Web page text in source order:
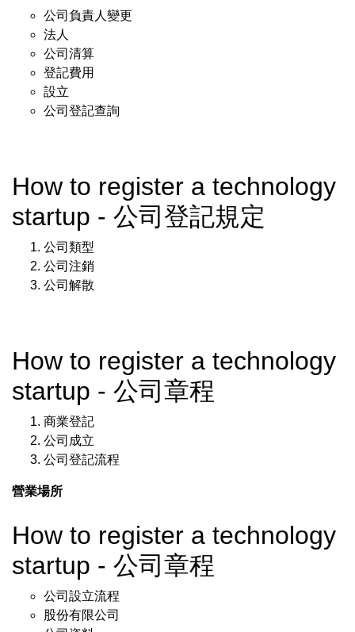
公司負責人變更
法人
公司清算
登記費用
設立
公司登記查詢
How to register a technology
startup - 公司登記規定
公司類型
公司注銷
公司解散
How to register a technology
startup - 公司章程
商業登記
公司成立
公司登記流程
營業場所
How to register a technology
startup - 公司章程
公司設立流程
股份有限公司